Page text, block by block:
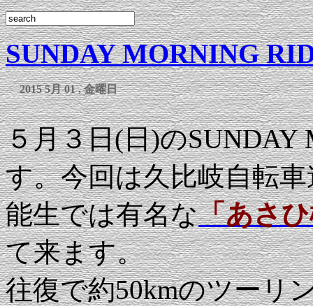
SUNDAY MORNING
2015 5月 01 , 金曜日
５月３日(日)のSUNDAY
す。今回は久比岐自転
能生では有名な「あさ
て来ます。
往復で約50kmのツーリ